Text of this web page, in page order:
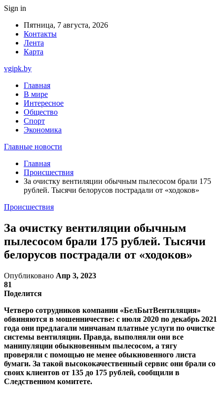
Sign in
Пятница, 7 августа, 2026
Контакты
Лента
Карта
vgipk.by
Главная
В мире
Интересное
Общество
Спорт
Экономика
Главные новости
Главная
Происшествия
За очистку вентиляции обычным пылесосом брали 175
рублей. Тысячи белорусов пострадали от «ходоков»
Происшествия
За очистку вентиляции обычным
пылесосом брали 175 рублей. Тысячи
белорусов пострадали от «ходоков»
Опубликовано Апр 3, 2023
81
Поделится
Четверо сотрудников компании «БелБытВентиляция»
обвиняются в мошенничестве: с июля 2020 по декабрь 2021
года они предлагали минчанам платные услуги по очистке
системы вентиляции. Правда, выполняли они все
манипуляции обыкновенным пылесосом, а тягу
проверяли с помощью не менее обыкновенного листа
бумаги. За такой высококачественный сервис они брали со
своих клиентов от 135 до 175 рублей, сообщили в
Следственном комитете.